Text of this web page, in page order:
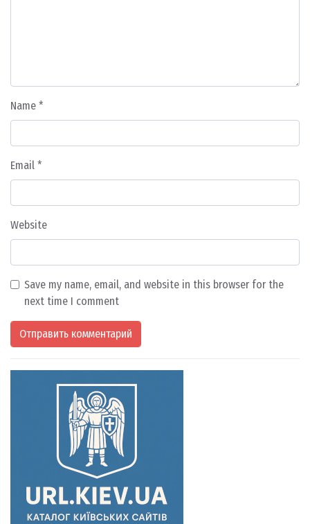
Name *
Email *
Website
Save my name, email, and website in this browser for the
next time I comment